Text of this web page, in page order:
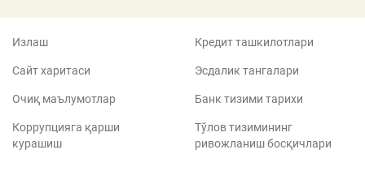
Излаш
Сайт харитаси
Очиқ маълумотлар
Коррупцияга қарши
курашиш
Кредит ташкилотлари
Эсдалик тангалари
Банк тизими тарихи
Тўлов тизимининг
ривожланиш босқичлари